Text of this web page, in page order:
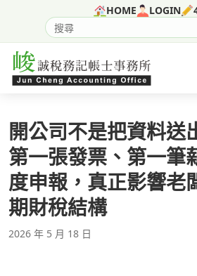
HOME LOGIN
搜尋網站內容
開公司不是把資料送
第一張發票、第一筆
度申報，真正影響老
期財稅結構
2026 年 5 月 18 日